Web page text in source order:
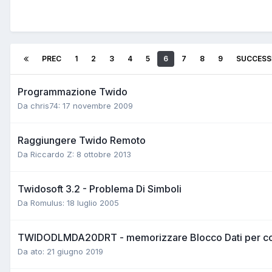
PREC 1 2 3 4 5 6 7 8 9
Programmazione Twido
Da chris74: 17 novembre 2009
Raggiungere Twido Remoto
Da Riccardo Z: 8 ottobre 2013
Twidosoft 3.2 - Problema Di Simboli
Da Romulus: 18 luglio 2005
TWIDODLMDA20DRT - memorizzare Blocco Dati per
Da ato: 21 giugno 2019